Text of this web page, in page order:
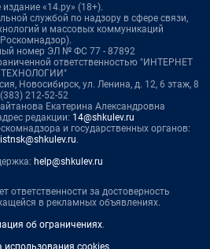
издание «14.ру» (18+).
службой по надзору в сфере связи,
и массовых коммуникаций
номер ЭЛ № ФС 77 - 87892
ответственностью "ИНТЕРНЕТ
ТЕХНОЛОГИИ"
Новосибирск, ул. Ленина, д. 12, 6 этаж, 8
(383) 212-52-52
Екатерина Александровна
редакции: 14@shkulev.ru
и государственных органов:
.
help@shkulev.ru
ответственности за достоверность
в рекламных объявлениях.
об ограничениях.
использования cookies